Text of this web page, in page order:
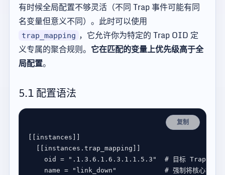
有时候全局配置不够灵活（不同 Trap 事件可能有同
名变量但意义不同）。此时可以使用
trap_mapping ，它允许你为特定的 Trap OID 定
义专属的聚合规则。 它在匹配的变量上优先级高于全
局配置。
5.1 配置语法
复制
instances
instances . trap_mapping
oid
= ".1.3.6.1.6.3.1.1.5.3"
# 目标 Trap 的
name = "link_down"
# 强制将核心指标